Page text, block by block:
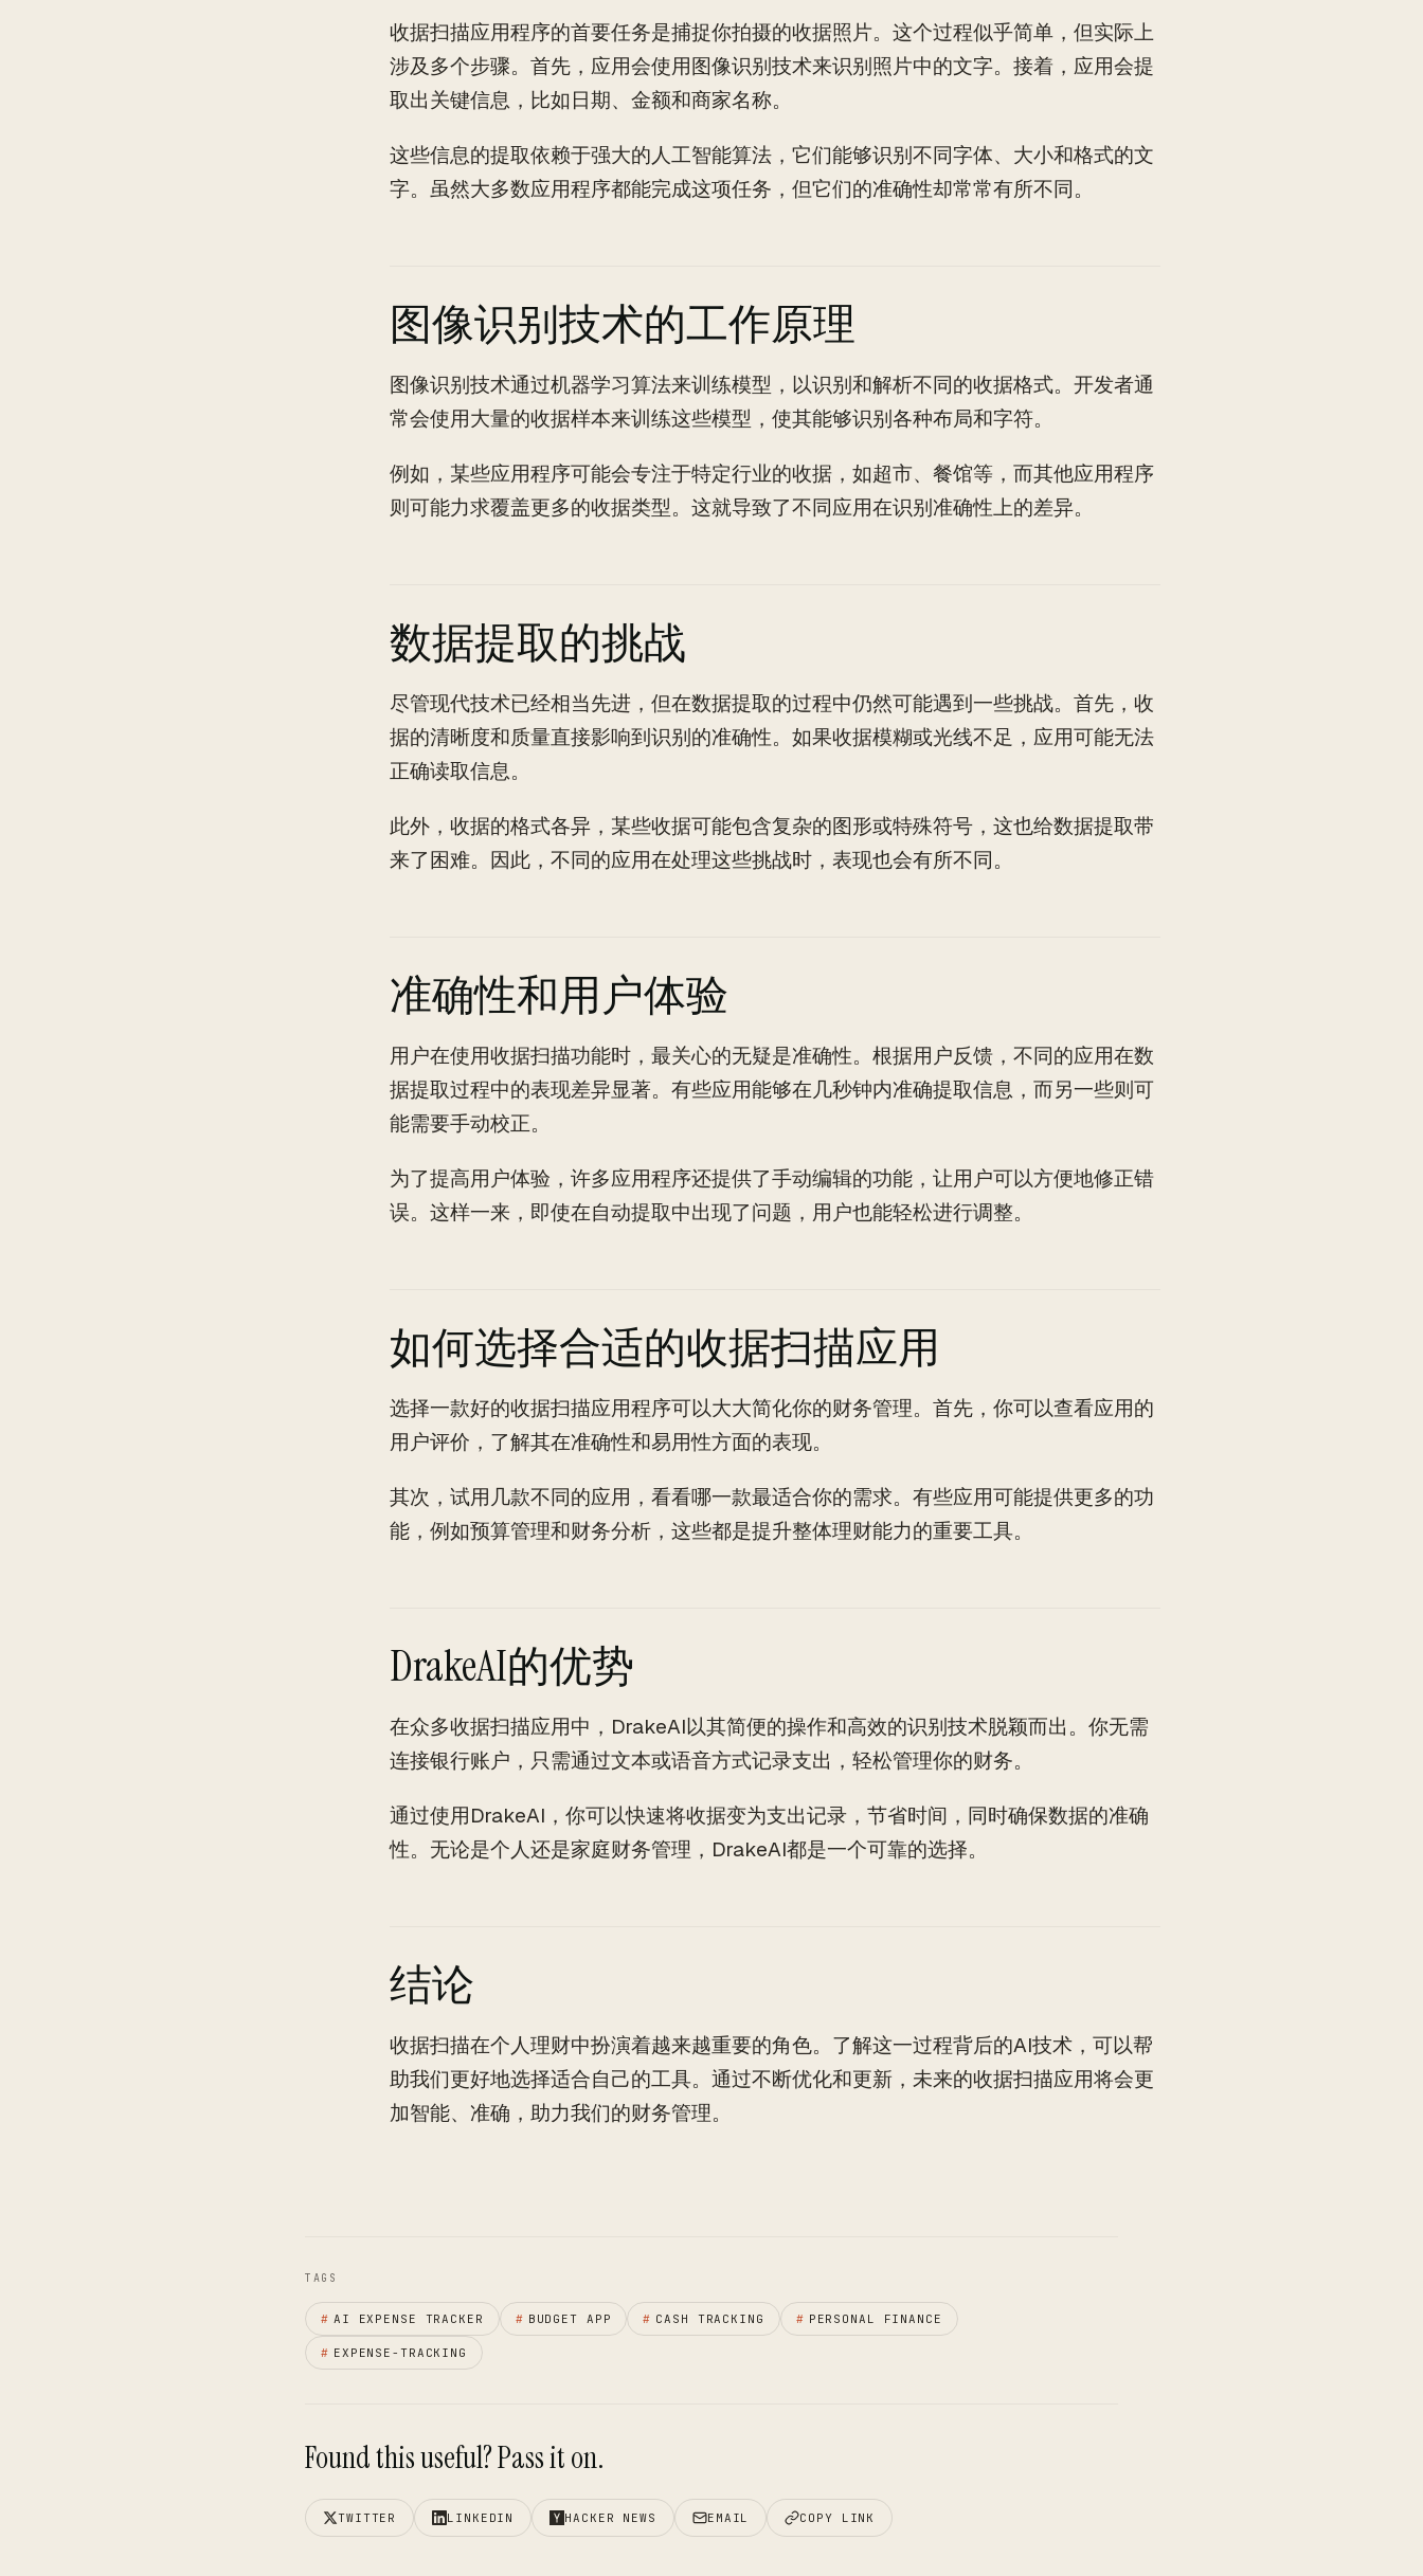
收据扫描应用程序的首要任务是捕捉你拍摄的收据照片。这个过程似乎简单，但实际上
涉及多个步骤。首先，应用会使用图像识别技术来识别照片中的文字。接着，应用会提
取出关键信息，比如日期、金额和商家名称。
这些信息的提取依赖于强大的人工智能算法，它们能够识别不同字体、大小和格式的文
字。虽然大多数应用程序都能完成这项任务，但它们的准确性却常常有所不同。
图像识别技术的工作原理
图像识别技术通过机器学习算法来训练模型，以识别和解析不同的收据格式。开发者通
常会使用大量的收据样本来训练这些模型，使其能够识别各种布局和字符。
例如，某些应用程序可能会专注于特定行业的收据，如超市、餐馆等，而其他应用程序
则可能力求覆盖更多的收据类型。这就导致了不同应用在识别准确性上的差异。
数据提取的挑战
尽管现代技术已经相当先进，但在数据提取的过程中仍然可能遇到一些挑战。首先，收
据的清晰度和质量直接影响到识别的准确性。如果收据模糊或光线不足，应用可能无法
正确读取信息。
此外，收据的格式各异，某些收据可能包含复杂的图形或特殊符号，这也给数据提取带
来了困难。因此，不同的应用在处理这些挑战时，表现也会有所不同。
准确性和用户体验
用户在使用收据扫描功能时，最关心的无疑是准确性。根据用户反馈，不同的应用在数
据提取过程中的表现差异显著。有些应用能够在几秒钟内准确提取信息，而另一些则可
能需要手动校正。
为了提高用户体验，许多应用程序还提供了手动编辑的功能，让用户可以方便地修正错
误。这样一来，即使在自动提取中出现了问题，用户也能轻松进行调整。
如何选择合适的收据扫描应用
选择一款好的收据扫描应用程序可以大大简化你的财务管理。首先，你可以查看应用的
用户评价，了解其在准确性和易用性方面的表现。
其次，试用几款不同的应用，看看哪一款最适合你的需求。有些应用可能提供更多的功
能，例如预算管理和财务分析，这些都是提升整体理财能力的重要工具。
DrakeAI的优势
在众多收据扫描应用中，DrakeAI以其简便的操作和高效的识别技术脱颖而出。你无需
连接银行账户，只需通过文本或语音方式记录支出，轻松管理你的财务。
通过使用DrakeAI，你可以快速将收据变为支出记录，节省时间，同时确保数据的准确
性。无论是个人还是家庭财务管理，DrakeAI都是一个可靠的选择。
结论
收据扫描在个人理财中扮演着越来越重要的角色。了解这一过程背后的AI技术，可以帮
助我们更好地选择适合自己的工具。通过不断优化和更新，未来的收据扫描应用将会更
加智能、准确，助力我们的财务管理。
TAGS
# AI EXPENSE TRACKER # BUDGET APP # CASH TRACKING # PERSONAL FINANCE
# EXPENSE-TRACKING
Found this useful? Pass it on.
TWITTER LINKEDIN HACKER NEWS EMAIL COPY LINK